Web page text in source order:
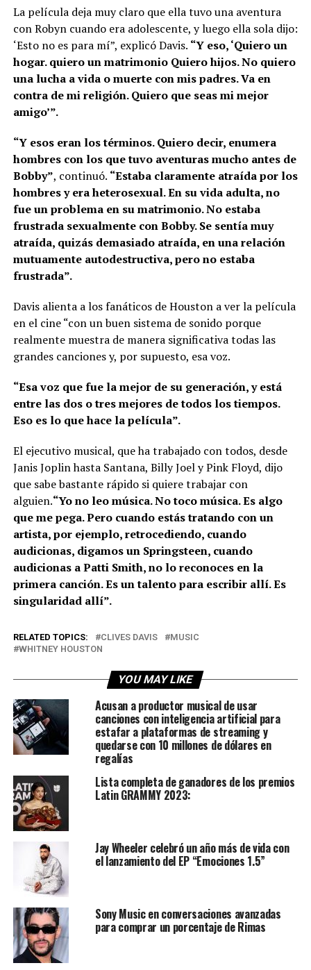
La película deja muy claro que ella tuvo una aventura
con Robyn cuando era adolescente, y luego ella sola dijo:
‘Esto no es para mí”, explicó Davis. “Y eso, ‘Quiero un
hogar. quiero un matrimonio Quiero hijos. No quiero
una lucha a vida o muerte con mis padres. Va en
contra de mi religión. Quiero que seas mi mejor
amigo’”.
“Y esos eran los términos. Quiero decir, enumera
hombres con los que tuvo aventuras mucho antes de
Bobby”, continuó. “Estaba claramente atraída por los
hombres y era heterosexual. En su vida adulta, no
fue un problema en su matrimonio. No estaba
frustrada sexualmente con Bobby. Se sentía muy
atraída, quizás demasiado atraída, en una relación
mutuamente autodestructiva, pero no estaba
frustrada”.
Davis alienta a los fanáticos de Houston a ver la película
en el cine “con un buen sistema de sonido porque
realmente muestra de manera significativa todas las
grandes canciones y, por supuesto, esa voz.
“Esa voz que fue la mejor de su generación, y está
entre las dos o tres mejores de todos los tiempos.
Eso es lo que hace la película”.
El ejecutivo musical, que ha trabajado con todos, desde
Janis Joplin hasta Santana, Billy Joel y Pink Floyd, dijo
que sabe bastante rápido si quiere trabajar con
alguien.“Yo no leo música. No toco música. Es algo
que me pega. Pero cuando estás tratando con un
artista, por ejemplo, retrocediendo, cuando
audicionas, digamos un Springsteen, cuando
audicionas a Patti Smith, no lo reconoces en la
primera canción. Es un talento para escribir allí. Es
singularidad allí”.
RELATED TOPICS: CLIVES DAVIS
MUSIC
WHITNEY HOUSTON
YOU MAY LIKE
Acusan a productor musical de usar
canciones con inteligencia artificial para
estafar a plataformas de streaming y
quedarse con 10 millones de dólares en
regalías
Lista completa de ganadores de los premios
Latin GRAMMY 2023:
Jay Wheeler celebró un año más de vida con
el lanzamiento del EP “Emociones 1.5”
Sony Music en conversaciones avanzadas
para comprar un porcentaje de Rimas